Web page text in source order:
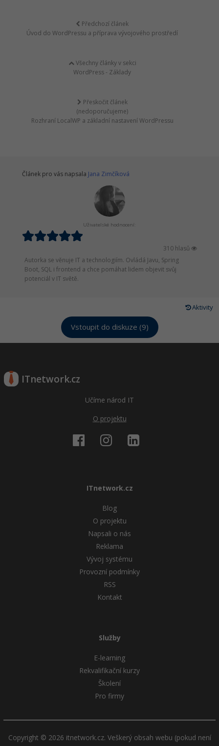
Předchozí článek
Úvod do WordPressu a příprava vývojového prostředí
Všechny články v sekci
WordPress - Základy
Přeskočit článek
(nedoporučujeme)
Rozhraní LocalWP a základní nastavení WordPressu
Článek pro vás napsala Jana Zimčíková
Uživatelské hodnocení:
310 hlasů
Autorka se věnuje IT a technologiím. Ovládá Javu, Spring
Boot, SQL i frontend a chce pomáhat lidem objevit svůj
potenciál v IT světě.
Aktivity
Vstoupit do diskuze (9)
ITnetwork.cz
Učíme národ IT
O projektu
ITnetwork.cz
Blog
O projektu
Napsali o nás
Reklama
Vývoj systému
Provozní podmínky
RSS
Kontakt
Služby
E-learning
Rekvalifikační kurzy
Školení
Pro firmy
Copyright © 2026 itnetwork.cz. Veškerý obsah webu (pokud není